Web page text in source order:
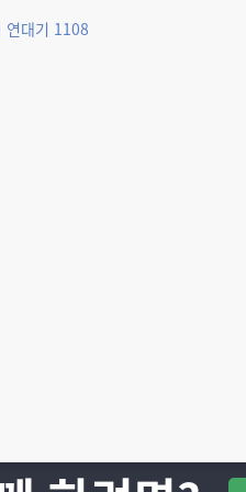
연대기 1108